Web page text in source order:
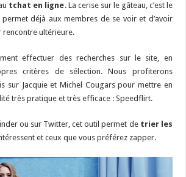
tchat en ligne. La cerise sur le gâteau, c’est le
permet déjà aux membres de se voir et d’avoir
rencontre ultérieure.
effectuer des recherches sur le site, en
critères de sélection. Nous profiterons
sur Jacquie et Michel Cougars pour mettre en
très pratique et très efficace : Speedflirt.
ou sur Twitter, cet outil permet de trier les
et ceux que vous préférez zapper.